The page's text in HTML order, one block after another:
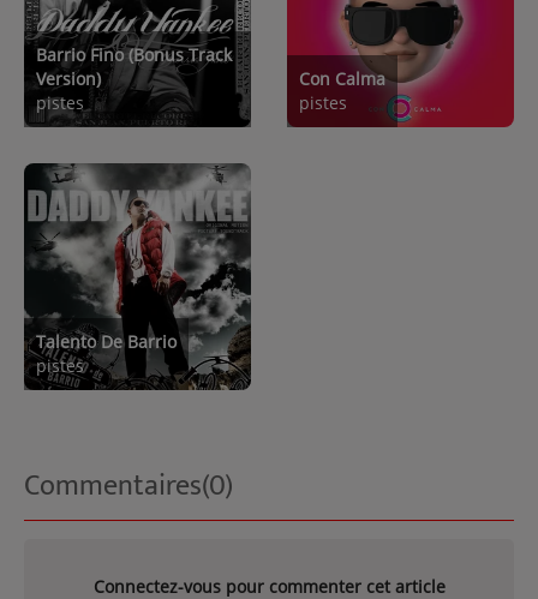
Barrio Fino (Bonus Track
Version)
pistes
Con Calma
pistes
Talento De Barrio
pistes
Commentaires(0)
Connectez-vous pour commenter cet article